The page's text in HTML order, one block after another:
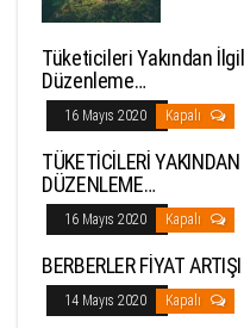
Tüketicileri Yakından
Düzenleme…
16 Mayıs 2020 Kapalı
TÜKETİCİLERİ
DÜZENLEME…
16 Mayıs 2020 Kapalı
BERBERLER FİYAT
14 Mayıs 2020 Kapalı